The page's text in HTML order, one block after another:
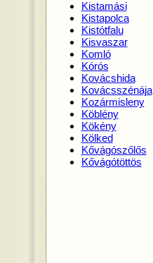
Kistamási
Kistapolca
Kistótfalu
Kisvaszar
Komló
Kórós
Kovácshida
Kovácsszénája
Kozármisleny
Köblény
Kökény
Kölked
Kővágószőlős
Kővágótöttös